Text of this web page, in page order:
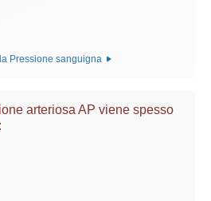
Pressione sanguigna
arteriosa AP viene spesso